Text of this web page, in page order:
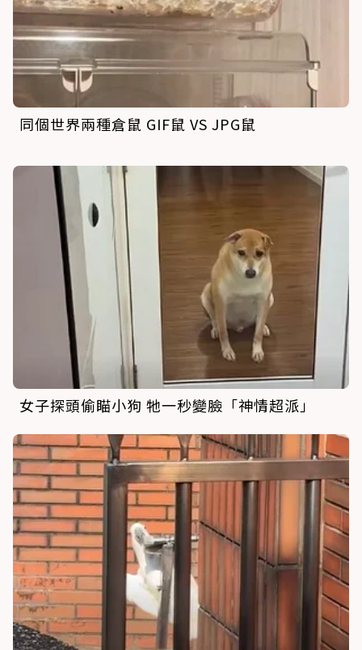
同個世界兩種倉鼠 GIF鼠 VS JPG鼠
女子探頭偷瞄小狗 牠一秒變臉「神情超派」